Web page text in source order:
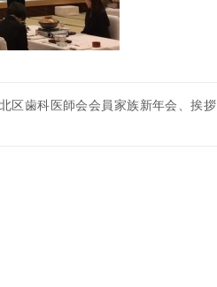
区歯科医師会会員家族新年会、挨拶